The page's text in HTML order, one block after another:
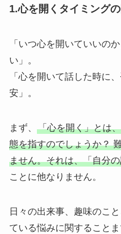
1.心を開くタイミング
「いつ心を開いていいの
い」。
「心を開いて話した時に
安」。
まず、 「心を開く」とは
態を指すのでしょうか？
ません。それは、「自分
ことに他なりません。
日々の出来事、趣味のこ
ている悩みに関することま